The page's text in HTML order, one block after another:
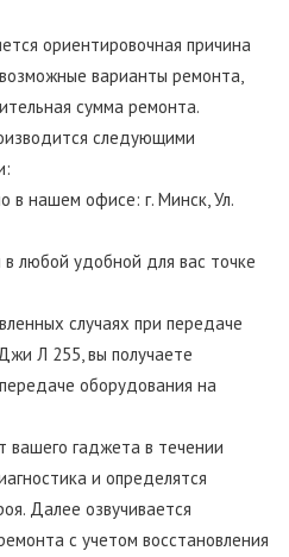
ориентировочная причина
варианты ремонта,
сумма ремонта.
следующими
в нашем офисе: г. Минск, Ул.
любой удобной для вас точке
случаях при передаче
Л 255, вы получаете
оборудования на
вашего гаджета в течении
и определятся
Далее озвучивается
с учетом восстановления